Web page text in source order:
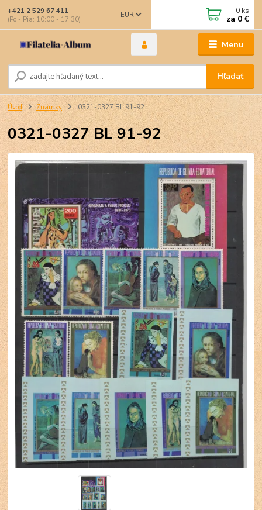
Menu
EUR
Hľadať
+421 2 529 67 411
(Po - Pia: 10:00 - 17:30)
0 ks
za 0 €
Úvod Známky 0321-0327 BL 91-92
0321-0327 BL 91-92